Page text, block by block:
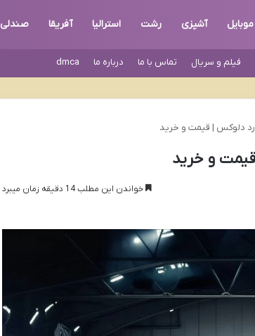
موبایل آشپزی رشت استرالیا آفریقا صندلی
فیلم و سریال تماس با ما درباره ما dmca
خواندن این مطلب 14 دقیقه زمان میبرد